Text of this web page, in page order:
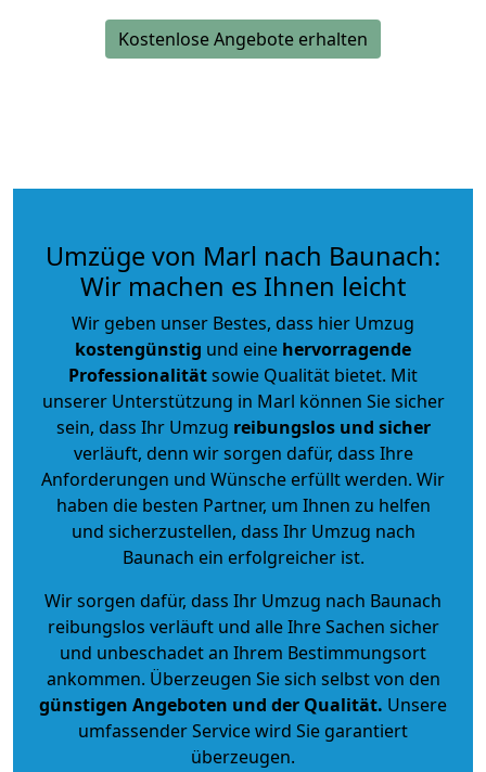
Kostenlose Angebote erhalten
Umzüge von Marl nach Baunach:
Wir machen es Ihnen leicht
Wir geben unser Bestes, dass hier Umzug
kostengünstig und eine hervorragende
Professionalitätsowie Qualität bietet. Mit
unserer Unterstützung in Marl können Sie sicher
sein, dass Ihr Umzug reibungslos und sicher
verläuft, denn wir sorgen dafür, dass Ihre
Anforderungen und Wünsche erfüllt werden. Wir
haben die besten Partner, um Ihnen zu helfen
und sicherzustellen, dass Ihr Umzug nach
Baunach ein erfolgreicher ist.
Wir sorgen dafür, dass Ihr Umzug nach Baunach
reibungslos verläuft und alle Ihre Sachen sicher
und unbeschadet an Ihrem Bestimmungsort
ankommen. Überzeugen Sie sich selbst von den
günstigen Angeboten und der Qualität. Unsere
umfassender Service wird Sie garantiert
überzeugen.